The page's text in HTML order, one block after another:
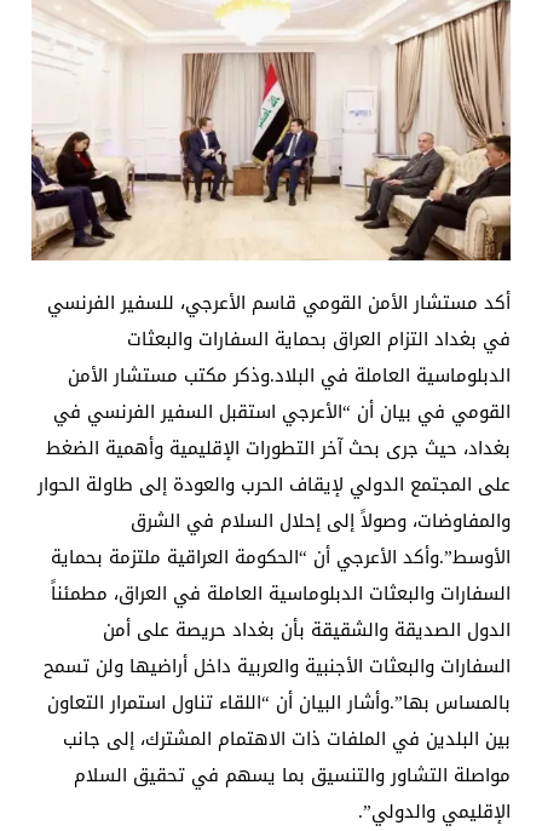
أكد مستشار الأمن القومي قاسم الأعرجي، للسفير الفرنسي
في بغداد التزام العراق بحماية السفارات والبعثات
الدبلوماسية العاملة في البلاد.وذكر مكتب مستشار الأمن
القومي في بيان أن “الأعرجي استقبل السفير الفرنسي في
بغداد، حيث جرى بحث آخر التطورات الإقليمية وأهمية الضغط
على المجتمع الدولي لإيقاف الحرب والعودة إلى طاولة الحوار
والمفاوضات، وصولاً إلى إحلال السلام في الشرق
الأوسط”.وأكد الأعرجي أن “الحكومة العراقية ملتزمة بحماية
السفارات والبعثات الدبلوماسية العاملة في العراق، مطمئناً
الدول الصديقة والشقيقة بأن بغداد حريصة على أمن
السفارات والبعثات الأجنبية والعربية داخل أراضيها ولن تسمح
بالمساس بها”.وأشار البيان أن “اللقاء تناول استمرار التعاون
بين البلدين في الملفات ذات الاهتمام المشترك، إلى جانب
مواصلة التشاور والتنسيق بما يسهم في تحقيق السلام
الإقليمي والدولي”.